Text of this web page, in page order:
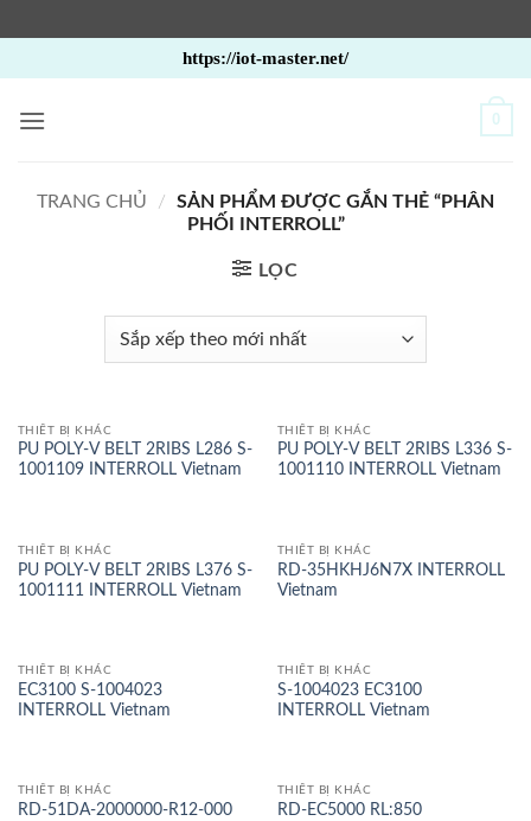
qua
nội
https://iot-master.net/
0
TRANG CHỦ /
SẢN PHẨM ĐƯỢC GẮN THẺ “PHÂN
PHỐI INTERROLL”
LỌC
THIẾT BỊ KHÁC
PU POLY-V BELT 2RIBS L286 S-
1001109 INTERROLL Vietnam
THIẾT BỊ KHÁC
PU POLY-V BELT 2RIBS L336 S-
1001110 INTERROLL Vietnam
THIẾT BỊ KHÁC
PU POLY-V BELT 2RIBS L376 S-
1001111 INTERROLL Vietnam
THIẾT BỊ KHÁC
RD-35HKHJ6N7X INTERROLL
Vietnam
THIẾT BỊ KHÁC
EC3100 S-1004023
INTERROLL Vietnam
THIẾT BỊ KHÁC
S-1004023 EC3100
INTERROLL Vietnam
THIẾT BỊ KHÁC
RD-51DA-2000000-R12-000
THIẾT BỊ KHÁC
RD-EC5000 RL:850